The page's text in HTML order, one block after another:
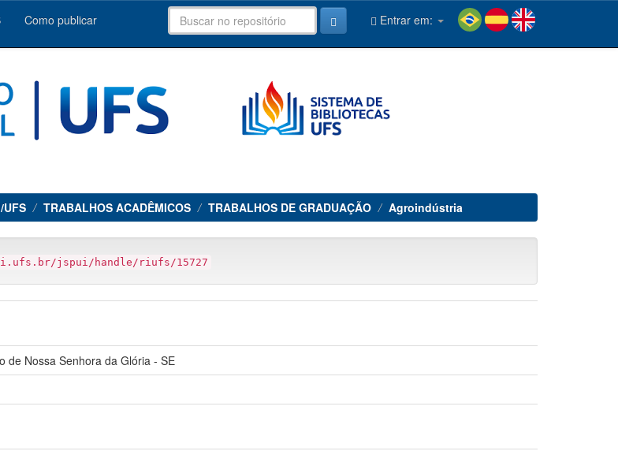
Como publicar Entrar em:
TRABALHOS ACADÊMICOS TRABALHOS DE GRADUAÇÃO Agroindústria
jspui/handle/riufs/15727
de Nossa Senhora da Glória - SE